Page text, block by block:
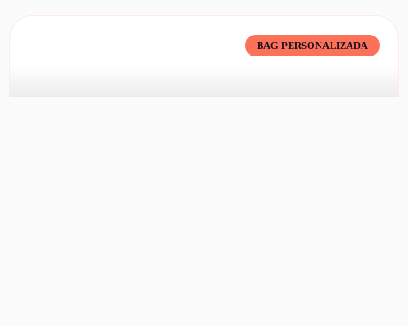
BAG PERSONALIZADA